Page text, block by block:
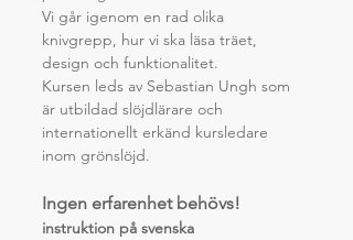
Vi går igenom en rad olika
knivgrepp, hur vi ska läsa träet,
design och funktionalitet.
Kursen leds av Sebastian Ungh som
är utbildad slöjdlärare och
internationellt erkänd kursledare
inom grönslöjd.
Ingen erfarenhet behövs!
instruktion på svenska